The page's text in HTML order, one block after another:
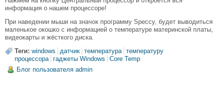
информация о нашем процессоре!
При наведении мыши на значок программу Speccy, будет выводиться
маленькое окошко с информацией о температуре материнской платы,
видеокарты и жёсткого диска.
Теги: windows датчик температура температуру
процессора гаджеты Windows
Core Temp
Блог пользователя admin